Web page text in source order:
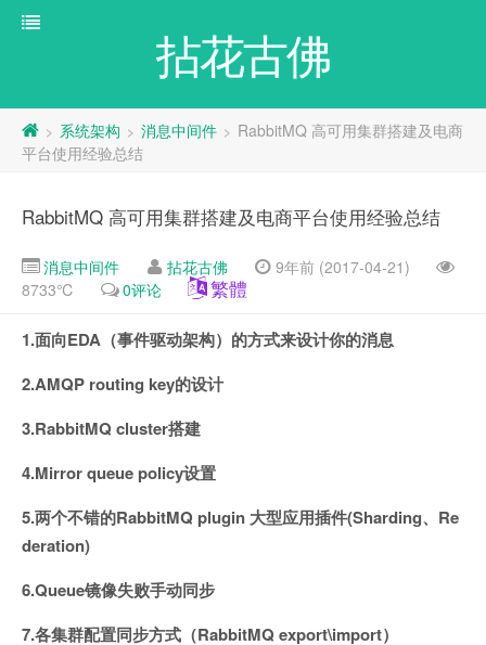
拈花古佛
> 系统架构 > 消息中间件 > RabbitMQ 高可用集群搭建及电商
平台使用经验总结
RabbitMQ 高可用集群搭建及电商平台使用经验总结
消息中间件 拈花古佛
9年前 (2017-04-21)
8733℃
0评论 繁體
1.面向EDA（事件驱动架构）的方式来设计你的消息
2.AMQP routing key的设计
3.RabbitMQ cluster搭建
4.Mirror queue policy设置
5.两个不错的RabbitMQ plugin 大型应用插件(Sharding、Re
deration)
6.Queue镜像失败手动同步
7.各集群配置同步方式（RabbitMQ export\import）